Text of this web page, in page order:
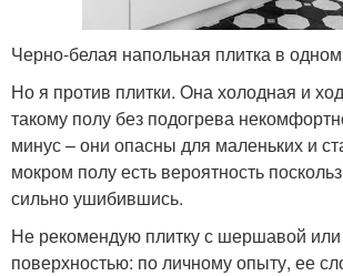
Черно-белая напольная плитка в
Но я против плитки. Она холодная и
такому полу без подогрева
минус – они опасны для маленьких и
мокром полу есть вероятность
сильно ушибившись.
Не рекомендую плитку с шершавой
поверхностью: по личному опыту, ее